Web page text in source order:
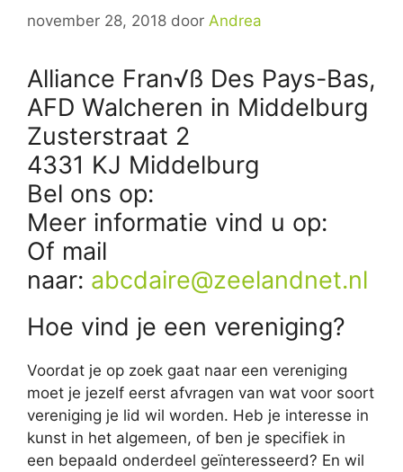
november 28, 2018 door Andrea
Alliance Fran√ß Des Pays-Bas,
AFD Walcheren in Middelburg
Zusterstraat 2
4331 KJ Middelburg
Bel ons op:
Meer informatie vind u op:
Of mail
naar: abcdaire@zeelandnet.nl
Hoe vind je een vereniging?
Voordat je op zoek gaat naar een vereniging
moet je jezelf eerst afvragen van wat voor soort
vereniging je lid wil worden. Heb je interesse in
kunst in het algemeen, of ben je specifiek in
een bepaald onderdeel geïnteresseerd? En wil